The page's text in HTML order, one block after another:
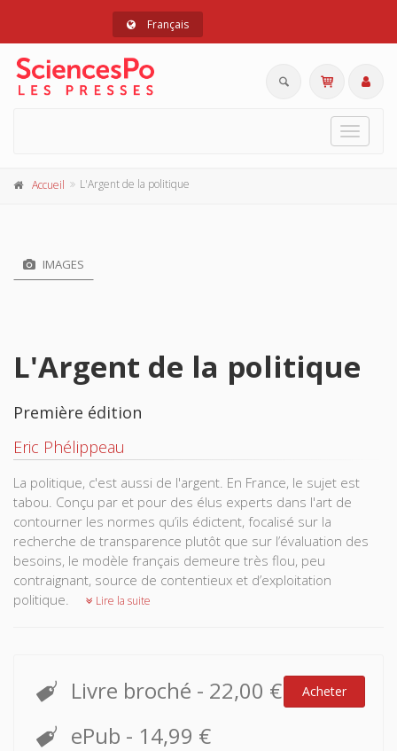
Français
Toggle
Accueil L'Argent de la politique
IMAGES
L'Argent de la politique
Première édition
Eric Phélippeau
La politique, c'est aussi de l'argent. En France, le sujet est
tabou. Conçu par et pour des élus experts dans l'art de
contourner les normes qu’ils édictent, focalisé sur la
recherche de transparence plutôt que sur l’évaluation des
besoins, le modèle français demeure très flou, peu
contraignant, source de contentieux et d’exploitation
politique.
Lire la suite
Livre broché - 22,00 € Acheter
ePub - 14,99 €